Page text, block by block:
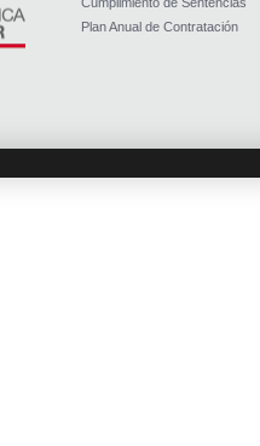
Plan Anual de Contratación